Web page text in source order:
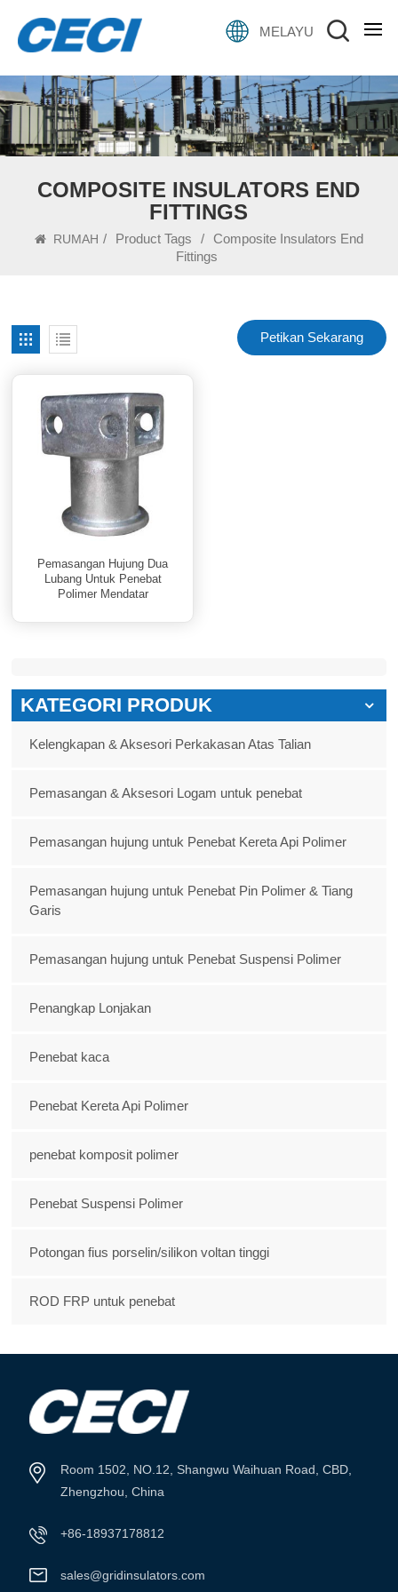
MELAYU
COMPOSITE INSULATORS END
FITTINGS
RUMAH / Product Tags / Composite Insulators End
Fittings
Petikan Sekarang
Pemasangan Hujung Dua
Lubang Untuk Penebat
Polimer Mendatar
KATEGORI PRODUK
Kelengkapan & Aksesori Perkakasan Atas Talian
Pemasangan & Aksesori Logam untuk penebat
Pemasangan hujung untuk Penebat Kereta Api Polimer
Pemasangan hujung untuk Penebat Pin Polimer & Tiang
Garis
Pemasangan hujung untuk Penebat Suspensi Polimer
Penangkap Lonjakan
Penebat kaca
Penebat Kereta Api Polimer
penebat komposit polimer
Penebat Suspensi Polimer
Potongan fius porselin/silikon voltan tinggi
ROD FRP untuk penebat
Room 1502, NO.12, Shangwu Waihuan Road, CBD,
Zhengzhou, China
+86-18937178812
sales@gridinsulators.com